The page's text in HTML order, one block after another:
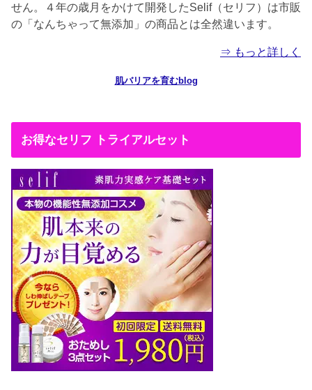
せん。４年の歳月をかけて開発したSelif（セリフ）は市販
の「なんちゃって無添加」の商品とは全然違います。
⇒ もっと詳しく
肌バリアを育むblog
お得なセリフ トライアルセット